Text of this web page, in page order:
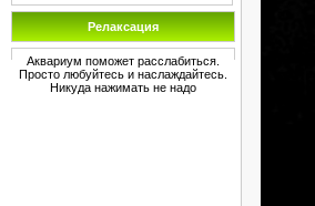
Релаксация
Аквариум поможет расслабиться.
Просто любуйтесь и наслаждайтесь.
Никуда нажимать не надо